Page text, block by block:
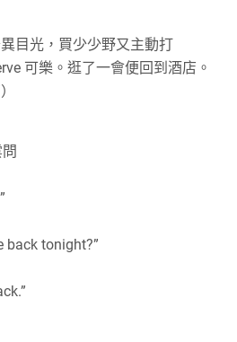
目光，買少少野又主動打
可樂。逛了一會便回到酒店。
back tonight?”